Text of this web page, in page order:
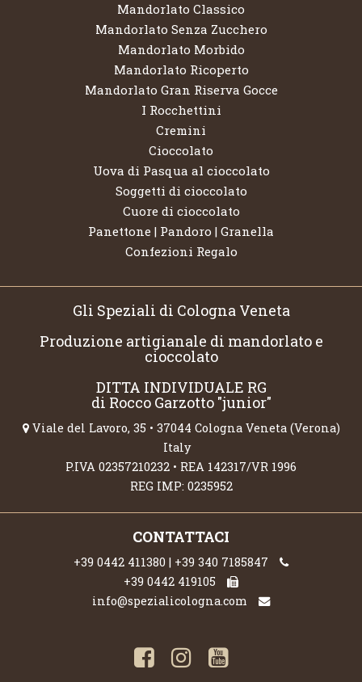
Mandorlato Classico
Mandorlato Senza Zucchero
Mandorlato Morbido
Mandorlato Ricoperto
Mandorlato Gran Riserva Gocce
I Rocchettini
Cremini
Cioccolato
Uova di Pasqua al cioccolato
Soggetti di cioccolato
Cuore di cioccolato
Panettone | Pandoro | Granella
Confezioni Regalo
Gli Speziali di Cologna Veneta
Produzione artigianale di mandorlato e
cioccolato
DITTA INDIVIDUALE RG
di Rocco Garzotto "junior"
Viale del Lavoro, 35 • 37044 Cologna Veneta (Verona)
Italy
P.IVA 02357210232 • REA 142317/VR 1996
REG IMP: 0235952
CONTATTACI
+39 0442 411380 | +39 340 7185847
+39 0442 419105
info@spezialicologna.com